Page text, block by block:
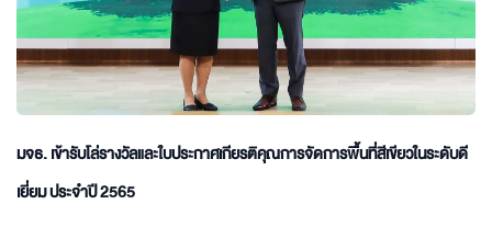
มจธ. เข้ารับโล่รางวัลและใบประกาศเกียรติคุณการจัดการพื้นที่สีเขียวในระดับดี
เยี่ยม ประจำปี 2565